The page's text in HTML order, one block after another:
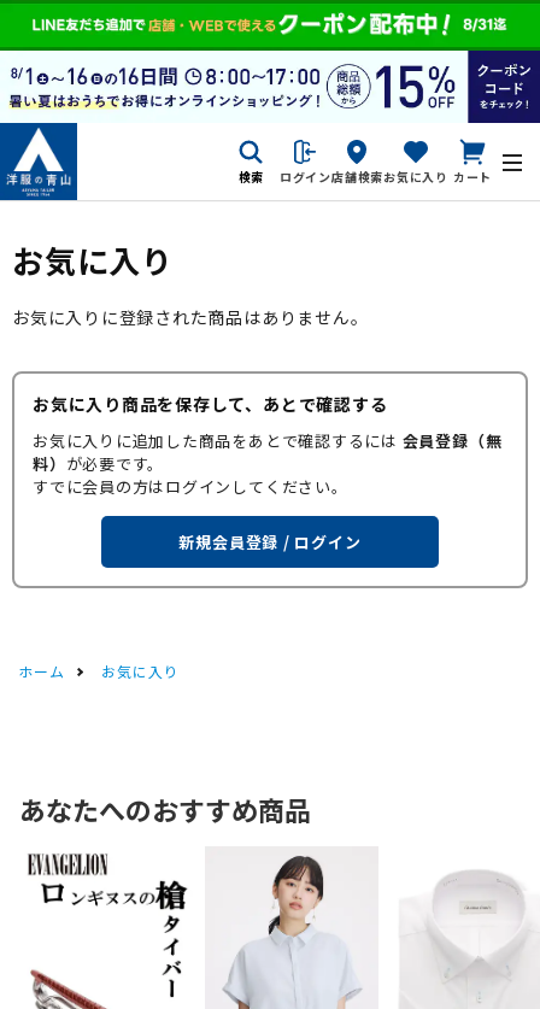
検索 ログイン店舗検索お気に入り カート
お気に入り
お気に入りに登録された商品はありません。
お気に入り商品を保存して、あとで確認する
お気に入りに追加した商品をあとで確認するには 会員登録（無
料） が必要です。
すでに会員の方はログインしてください。
新規会員登録 / ログイン
ホーム お気に入り